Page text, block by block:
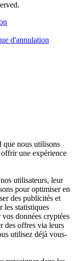
d'annulation
que nous utilisons
une expérience
utilisateurs, leur
pour optimiser en
des publicités et
les statistiques
données cryptées
des offres via leurs
utilisez déjà vous-